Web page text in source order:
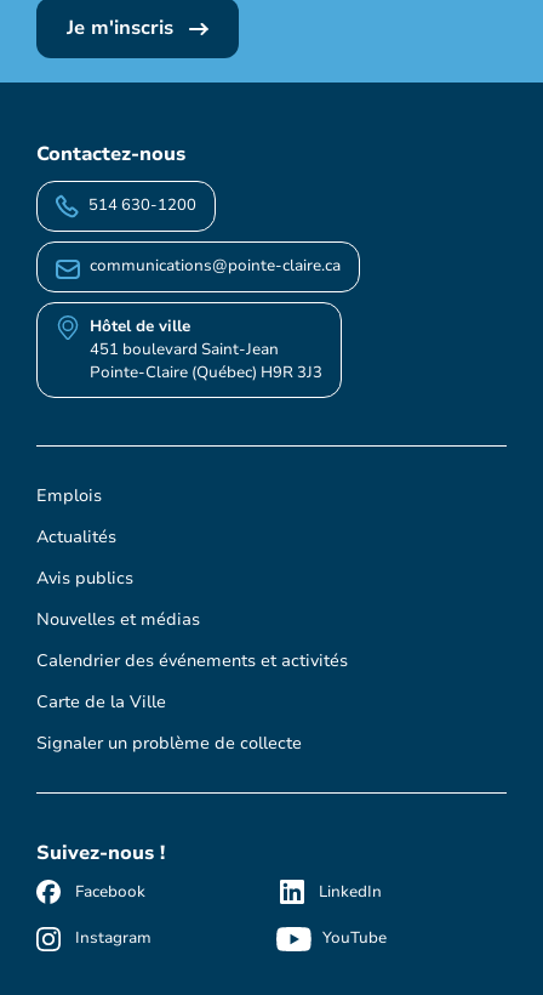
Je m'inscris
Emplois
Actualités
Avis publics
Nouvelles et médias
Calendrier des événements et activités
Carte de la Ville
Signaler un problème de collecte
Contactez-nous
514 630-1200
communications@pointe-claire.ca
Hôtel de ville
451 boulevard Saint-Jean
Pointe-Claire (Québec) H9R 3J3
Suivez-nous !
Facebook
Instagram
LinkedIn
YouTube